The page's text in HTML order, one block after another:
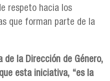
respeto hacia los
que forman parte de la
de la Dirección de Género,
esta iniciativa, “es la